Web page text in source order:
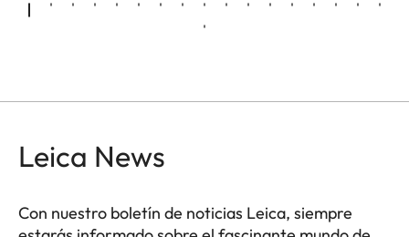
Leica News
Con nuestro boletín de noticias Leica, siempre